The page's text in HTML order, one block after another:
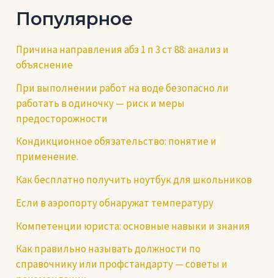
Популярное
Причина направления абз 1 п 3 ст 88: анализ и
объяснение
При выполнении работ на воде безопасно ли
работать в одиночку — риск и меры
предосторожности
Кондикционное обязательство: понятие и
применение.
Как бесплатно получить ноутбук для школьников
Если в аэропорту обнаружат температуру
Компетенции юриста: основные навыки и знания
Как правильно называть должности по
справочнику или профстандарту — советы и